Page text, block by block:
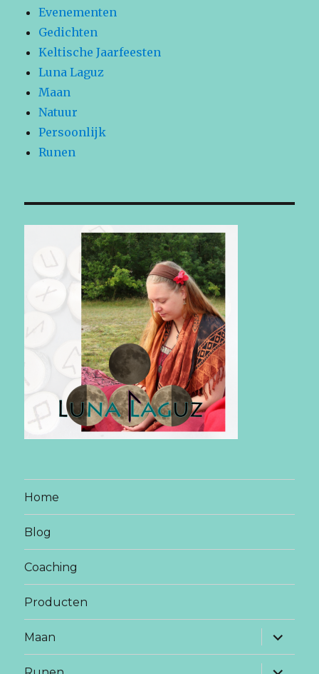
Evenementen
Gedichten
Keltische Jaarfeesten
Luna Laguz
Maan
Natuur
Persoonlijk
Runen
Home
Blog
Coaching
Producten
Maan
vouw
sub-
menu
uit
vouw